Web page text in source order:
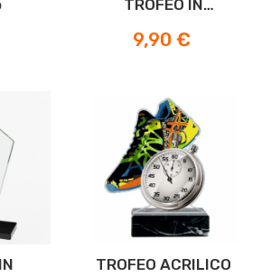
TROFEO IN
Prezzo
9,90 €
TROFEO ACRILICO